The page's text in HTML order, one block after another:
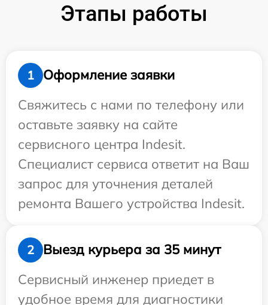
Этапы работы
1
Оформление заявки
Свяжитесь с нами по телефону или
оставьте заявку на сайте
сервисного центра Indesit.
Специалист сервиса ответит на Ваш
запрос для уточнения деталей
ремонта Вашего устройства Indesit.
2
Выезд курьера за 35 минут
Сервисный инженер приедет в
удобное время для диагностики